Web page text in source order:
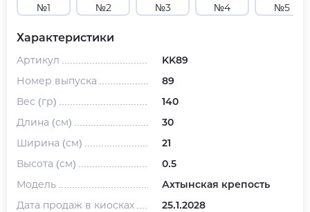
№1 №2 №3 №4 №5
Характеристики
Артикул
KK89
Номер выпуска
89
Вес (гр)
140
Длина (см)
30
Ширина (см)
21
Высота (см)
0.5
Модель
Ахтынская крепость
Дата продаж в киосках
25.1.2028